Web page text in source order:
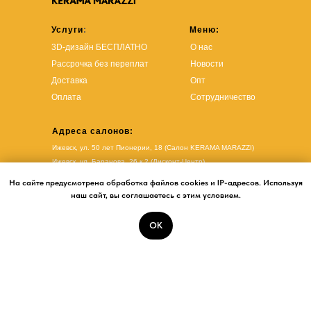
Контакты
На сайте предусмотрена обработка файлов cookies и IP-адресов. Используя
наш сайт, вы соглашаетесь с этим условием.
ОК
Услуги:
3D-дизайн БЕСПЛАТНО
Рассрочка без переплат
Доставка
Оплата
Меню:
О нас
Новости
Опт
Сотрудничество
Адреса салонов:
Ижевск, ул. 50 лет Пионерии, 18 (Салон KERAMA MARAZZI)
Ижевск, ул. Баранова, 26 к.2 (Дисконт-Центр)
Ижевск, ул. Молодежная, 107Б (Салон LAPARET)
Ижевск, ул. Карла Маркса, 61
(Салон KERAMA MARAZZI)
Ижевск, ул. Карла Маркса, 61( Салон LAPARET